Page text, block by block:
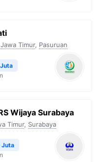
Jawa Timur, Pasuruan
Wijaya Surabaya
Timur, Surabaya
Juta